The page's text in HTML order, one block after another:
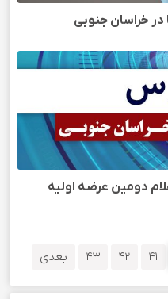
دومین عرضه اولیه
41
42
43 بعدی